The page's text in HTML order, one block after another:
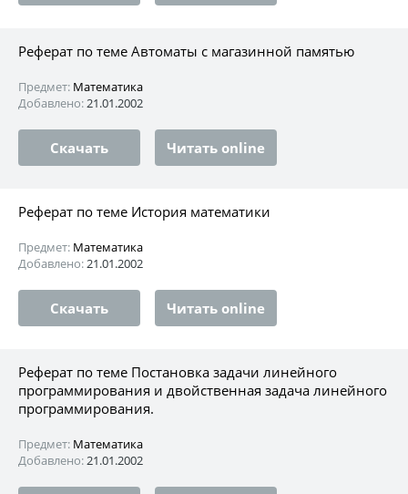
Реферат по теме Автоматы с магазинной памятью
Предмет: Математика
Добавлено:21.01.2002
Скачать Читать online
Реферат по теме История математики
Предмет: Математика
Добавлено:21.01.2002
Скачать Читать online
Реферат по теме Постановка задачи линейного
программирования и двойственная задача линейного
программирования.
Предмет: Математика
Добавлено:21.01.2002